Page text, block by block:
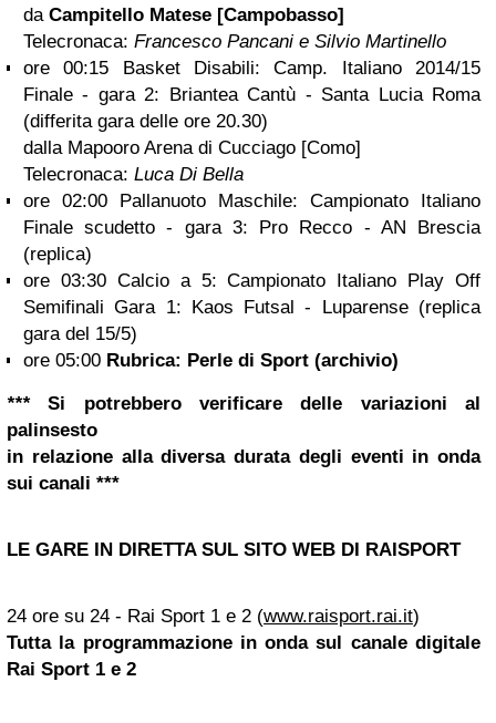
da Campitello Matese [Campobasso]
Telecronaca: Francesco Pancani e Silvio Martinello
ore 00:15 Basket Disabili: Camp. Italiano 2014/15
Finale - gara 2: Briantea Cantù - Santa Lucia Roma
(differita gara delle ore 20.30)
dalla Mapooro Arena di Cucciago [Como]
Telecronaca: Luca Di Bella
ore 02:00 Pallanuoto Maschile: Campionato Italiano
Finale scudetto - gara 3: Pro Recco - AN Brescia
(replica)
ore 03:30 Calcio a 5: Campionato Italiano Play Off
Semifinali Gara 1: Kaos Futsal - Luparense (replica
gara del 15/5)
ore 05:00 Rubrica: Perle di Sport (archivio)
***Si potrebbero verificare delle variazioni al
palinsesto
in relazione alla diversa durata degli eventi in onda
sui canali ***
LE GARE IN DIRETTA SUL SITO WEB DI RAISPORT
24 ore su 24 - Rai Sport 1 e 2 (www.raisport.rai.it)
Tutta la programmazione in onda sul canale digitale
Rai Sport 1 e 2